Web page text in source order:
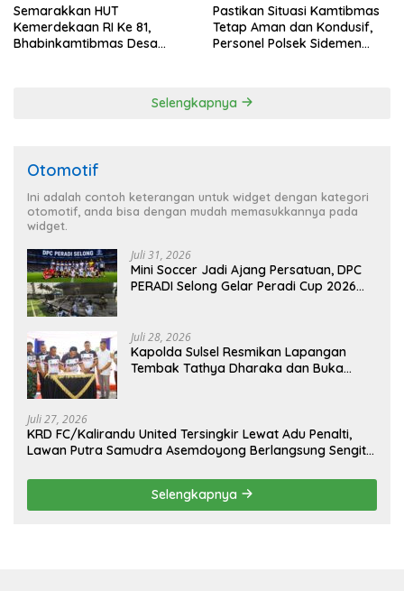
Semarakkan HUT
Kemerdekaan RI Ke 81,
Bhabinkamtibmas Desa
Pastikan Situasi Kamtibmas
Tetap Aman dan Kondusif,
Personel Polsek Sidemen
Selengkapnya
Otomotif
Ini adalah contoh keterangan untuk widget dengan kategori
otomotif, anda bisa dengan mudah memasukkannya pada
widget.
Juli 31, 2026
Mini Soccer Jadi Ajang Persatuan, DPC
PERADI Selong Gelar Peradi Cup 2026
Juli 28, 2026
Kapolda Sulsel Resmikan Lapangan
Tembak Tathya Dharaka dan Buka
Juli 27, 2026
KRD FC/Kalirandu United Tersingkir Lewat Adu Penalti,
Lawan Putra Samudra Asemdoyong Berlangsung Sengit
Selengkapnya